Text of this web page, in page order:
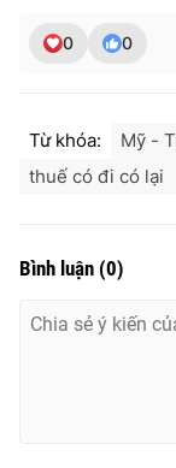
thuận bằng văn
thông tin từ website
0 0
Từ khóa: Mỹ -
thuế có đi có lại
Bình luận (0)